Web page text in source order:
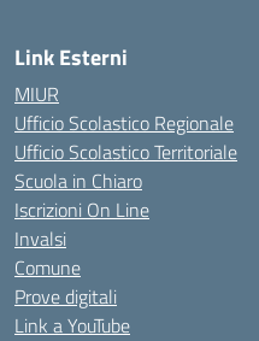
Link Esterni
MIUR
Ufficio Scolastico Regionale
Ufficio Scolastico Territoriale
Scuola in Chiaro
Iscrizioni On Line
Invalsi
Comune
Prove digitali
Link a YouTube